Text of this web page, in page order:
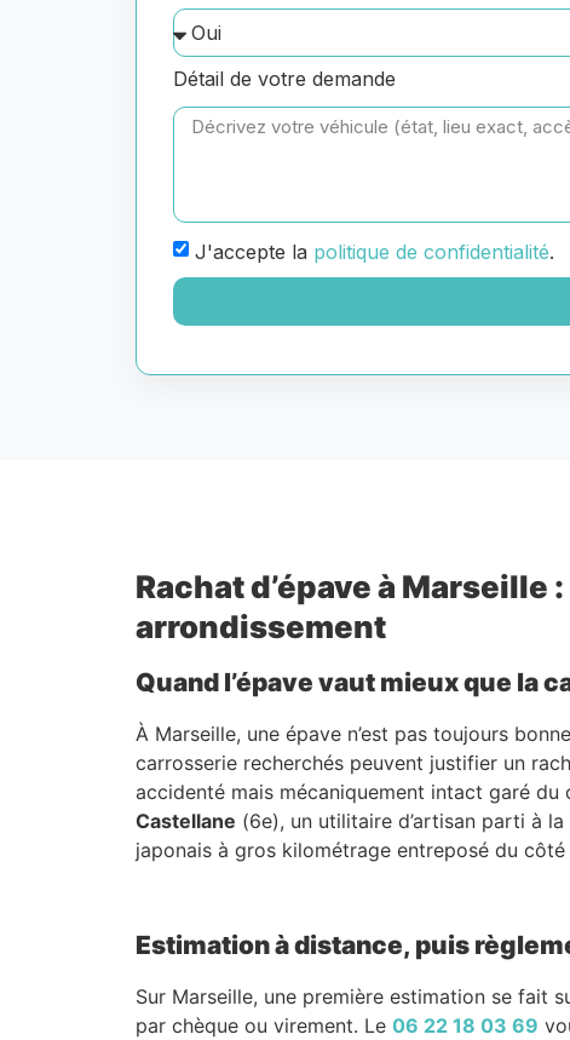
Détail de votre demande
J'accepte la politique de confidentialité.
Rachat d’épave à
arrondissement
Quand l’épave vaut mieux que la
À Marseille, une épave n’est pas toujours
carrosserie recherchés peuvent justifier un
accidenté mais mécaniquement intact garé du
Castellane (6e), un utilitaire d’artisan parti à
japonais à gros kilométrage entreposé du côté
Estimation à distance, puis
Sur Marseille, une première estimation se fait
par chèque ou virement. Le 06 22 18 03 69